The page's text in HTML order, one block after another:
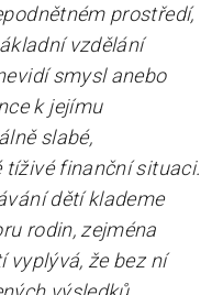
prostředí,
vzdělání
smysl anebo
k jejímu
slabé,
finanční situaci.
dětí klademe
rodin, zejména
vyplývá, že bez ní